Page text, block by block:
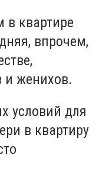
квартире
впрочем,
и женихов.
условий для
в квартиру